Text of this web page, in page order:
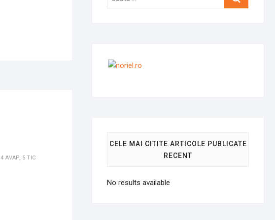
4 AVAP, 5 TIC
CELE MAI CITITE ARTICOLE PUBLICATE
RECENT
No results available